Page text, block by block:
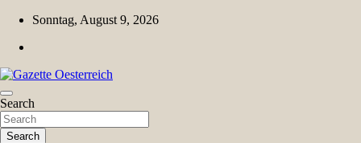
Skip
content
Sonntag, August 9, 2026
Gazette Oesterreich
Magazin für Freizeit, Politik, Kultur & Wissenschaft
Search
Search